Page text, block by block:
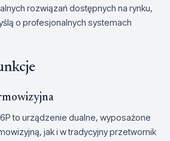
rozwiązań dostępnych na rynku,
o profesjonalnych systemach
to urządzenie dualne, wyposażone
jak i w tradycyjny przetwornik